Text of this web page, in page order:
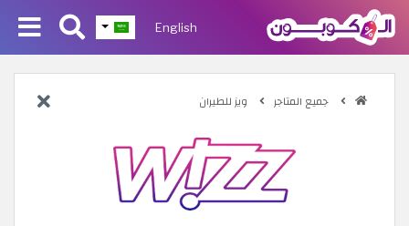
English
جميع المتاجر ويز للطيران